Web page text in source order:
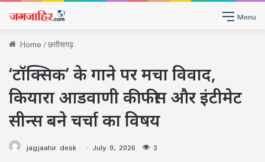
Menu
Home/छत्तीसगढ़
‘टॉक्सिक’ के गाने पर मचा विवाद,
कियारा आडवाणी की फीस और इंटीमेट
सीन्स बने चर्चा का विषय
jagjaahir desk July 9, 2026 3